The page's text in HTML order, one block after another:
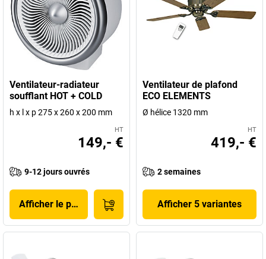
Ventilateur-radiateur
soufflant HOT + COLD
h x l x p 275 x 260 x 200 mm
HT
149,- €
9-12 jours ouvrés
Afficher le produit
Ventilateur de plafond
ECO ELEMENTS
Ø hélice 1320 mm
HT
419,- €
2 semaines
Afficher 5 variantes